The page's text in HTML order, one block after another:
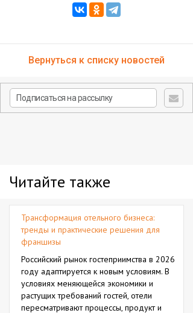
Вернуться к списку новостей
Читайте также
Трансформация отельного бизнеса:
тренды и практические решения для
франшизы
Российский рынок гостеприимства в 2026
году адаптируется к новым условиям. В
условиях меняющейся экономики и
растущих требований гостей, отели
пересматривают процессы, продукт и